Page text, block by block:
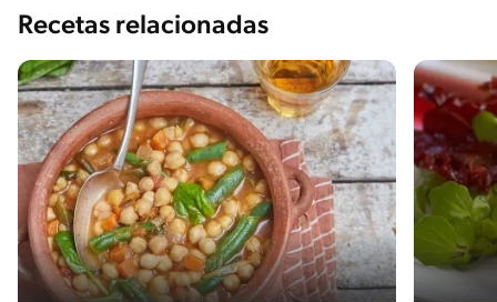
Recetas relacionadas